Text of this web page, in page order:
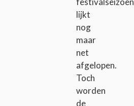
lijkt
nog
maar
net
afgelopen.
Toch
worden
de